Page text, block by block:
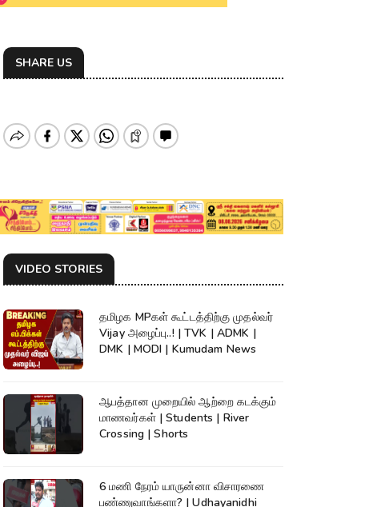
SHARE US
VIDEO STORIES
தமிழக MPகள் கூட்டத்திற்கு முதல்வர்
Vijay அழைப்பு..! | TVK | ADMK |
DMK | MODI | Kumudam News
ஆபத்தான முறையில் ஆற்றை கடக்கும்
மாணவர்கள் | Students | River
Crossing | Shorts
6 மணி நேரம் யாருன்னா விசாரணை
பண்ணுவாங்களா? | Udhayanidhi